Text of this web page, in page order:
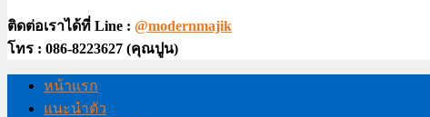
ติดต่อเราได้ที่ Line : @modernmajik
โทร : 086-8223627 (คุณปูน)
หน้าแรก
แนะนำตัว